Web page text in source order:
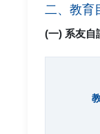
二、教育
(一) 系友自